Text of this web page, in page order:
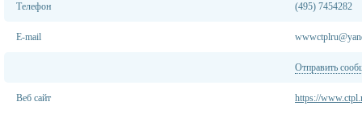
Телефон (495) 7454282
E-mail
Отправить
Веб сайт https://